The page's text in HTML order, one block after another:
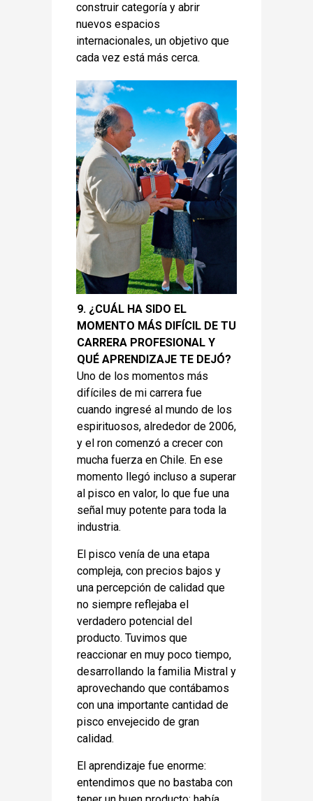
construir categoría y abrir
nuevos espacios
internacionales, un objetivo que
cada vez está más cerca.
9. ¿CUÁL HA SIDO EL
MOMENTO MÁS DIFÍCIL DE TU
CARRERA PROFESIONAL Y
QUÉ APRENDIZAJE TE DEJÓ?
Uno de los momentos más
difíciles de mi carrera fue
cuando ingresé al mundo de los
espirituosos, alrededor de 2006,
y el ron comenzó a crecer con
mucha fuerza en Chile. En ese
momento llegó incluso a superar
al pisco en valor, lo que fue una
señal muy potente para toda la
industria.
El pisco venía de una etapa
compleja, con precios bajos y
una percepción de calidad que
no siempre reflejaba el
verdadero potencial del
producto. Tuvimos que
reaccionar en muy poco tiempo,
desarrollando la familia Mistral y
aprovechando que contábamos
con una importante cantidad de
pisco envejecido de gran
calidad.
El aprendizaje fue enorme:
entendimos que no bastaba con